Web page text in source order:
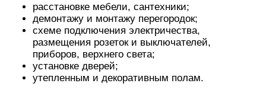
расстановке мебели, сантехники;
демонтажу и монтажу перегородок;
схеме подключения электричества,
размещения розеток и выключателей,
приборов, верхнего света;
установке дверей;
утепленным и декоративным полам.